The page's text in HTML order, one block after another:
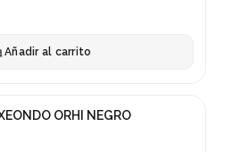
Añadir al carrito
CULOT LARGO ETXEONDO ORHI NEGRO